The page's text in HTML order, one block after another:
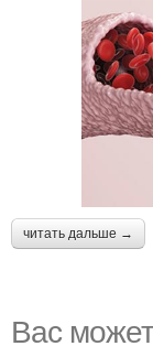
читать дальше →
Вас